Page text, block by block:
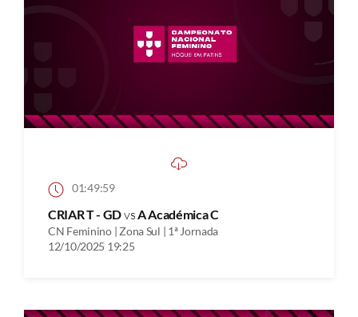
01:49:59
CRIAR T - GDvs A Académica C
CN Feminino | Zona Sul | 1ª Jornada
12/10/2025 19:25